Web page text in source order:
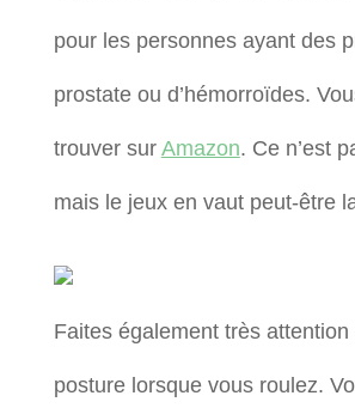
pour les personnes ayant des
prostate ou d’hémorroïdes.
trouver sur Amazon. Ce n’est
mais le jeux en vaut peut-être
Faites également très attention
posture lorsque vous roulez.